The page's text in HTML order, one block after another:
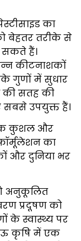
का
बेहतर तरीके से
हैं।
कीटनाशकों
गुणों में सुधार
की सतह की
उपयुक्त हैं।
कुशल और
का
और दुनिया भर
अनुकूलित
प्रदूषण को
के स्वास्थ्य पर
कृषि में एक